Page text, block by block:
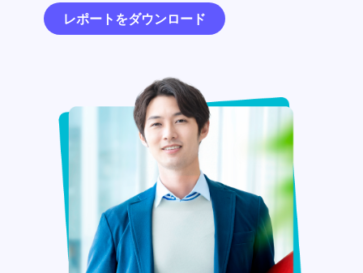
レポートをダウンロード